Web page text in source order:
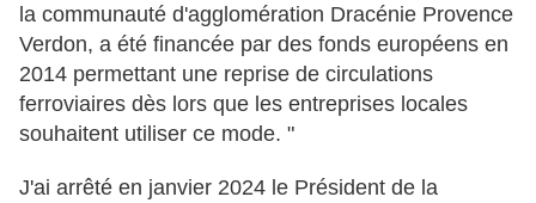
la communauté d'agglomération Dracénie Provence
Verdon, a été financée par des fonds européens en
2014 permettant une reprise de circulations
ferroviaires dès lors que les entreprises locales
souhaitent utiliser ce mode. "
J'ai arrêté en janvier 2024 le Président de la